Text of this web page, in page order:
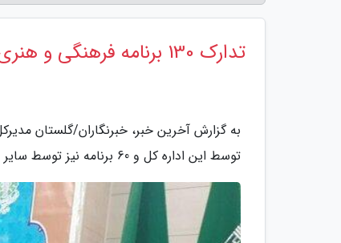
تدارک 130 برنامه فرهنگی و هنری در گلستان
توسط این اداره کل و 60 برنامه نیز توسط سایر دستگاه عضو کارگروه فرهنگی برگزار خواهد شد.